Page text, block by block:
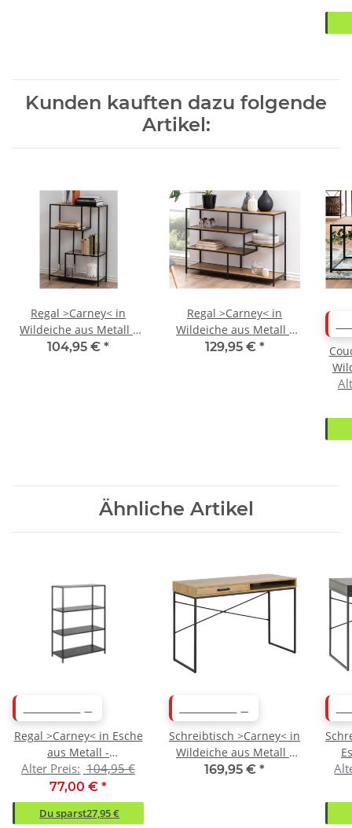
Kunden kauften dazu folgende
Artikel:
Regal >Carney< in
Wildeiche aus Metall -
77x114x35cm (BxHxT)
104,95 € *
Regal >Carney< in
Wildeiche aus Metall -
114x78x35cm (BxHxT)
129,95 € *
Ähnliche Artikel
Regal >Carney< in Esche
aus Metall -
77x114x35cm (BxHxT)
Alter Preis: 104,95 €
77,00 € *
Du sparst27,95 €
Schreibtisch >Carney< in
Wildeiche aus Metall -
110x75x45cm (BxHxT)
169,95 € *